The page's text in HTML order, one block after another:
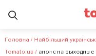
Головна / Найбільший
Tomato.ua / анонс на выходные